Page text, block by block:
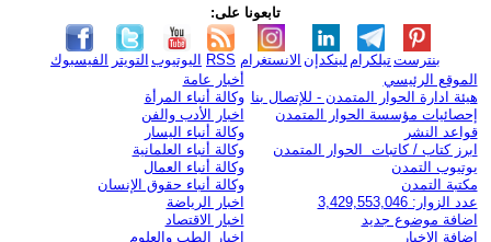
تابعونا على:
الفيسبوك التويتر اليوتيوب RSS الانستغرام لينكدإن تيلكرامبنترست
الموقع الرئيسي
هيئة ادارة الحوار المتمدن - للإتصال بنا
إحصائيات مؤسسة الحوار المتمدن
قواعد النشر
ابرز كتاب / كاتبات الحوار المتمدن
يوتيوب التمدن
مكتبة التمدن
عدد الزوار: 3,429,553,046
اضافة موضوع جديد
اضافة الاخبار
أخبار عامة
وكالة أنباء المرأة
اخبار الأدب والفن
وكالة أنباء اليسار
وكالة أنباء العلمانية
وكالة أنباء العمال
وكالة أنباء حقوق الإنسان
اخبار الرياضة
اخبار الاقتصاد
اخبار الطب والعلوم